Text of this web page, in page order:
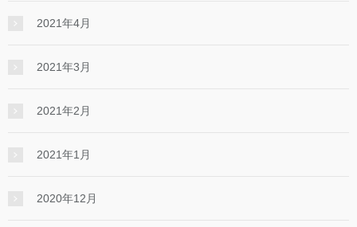
2021年4月
2021年3月
2021年2月
2021年1月
2020年12月